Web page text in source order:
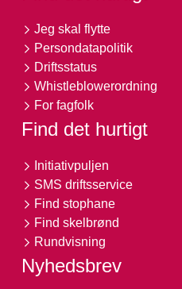
Jeg skal flytte
Persondatapolitik
Driftsstatus
Whistleblowerordning
For fagfolk
Find det hurtigt
Initiativpuljen
SMS driftsservice
Find stophane
Find skelbrønd
Rundvisning
Nyhedsbrev